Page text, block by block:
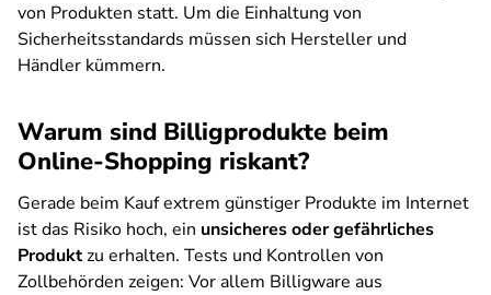
von Produkten statt. Um die Einhaltung von
Sicherheitsstandards müssen sich Hersteller und
Händler kümmern.
Warum sind Billigprodukte beim
Online-Shopping riskant?
Gerade beim Kauf extrem günstiger Produkte im Internet
ist das Risiko hoch, ein unsicheres oder gefährliches
Produktzu erhalten. Tests und Kontrollen von
Zollbehörden zeigen: Vor allem Billigware aus